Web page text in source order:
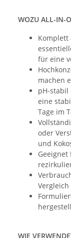
WOZU ALL-IN-
Komplett
für eine
machen
pH-stabil
eine
Tage im
oder
und
WIE